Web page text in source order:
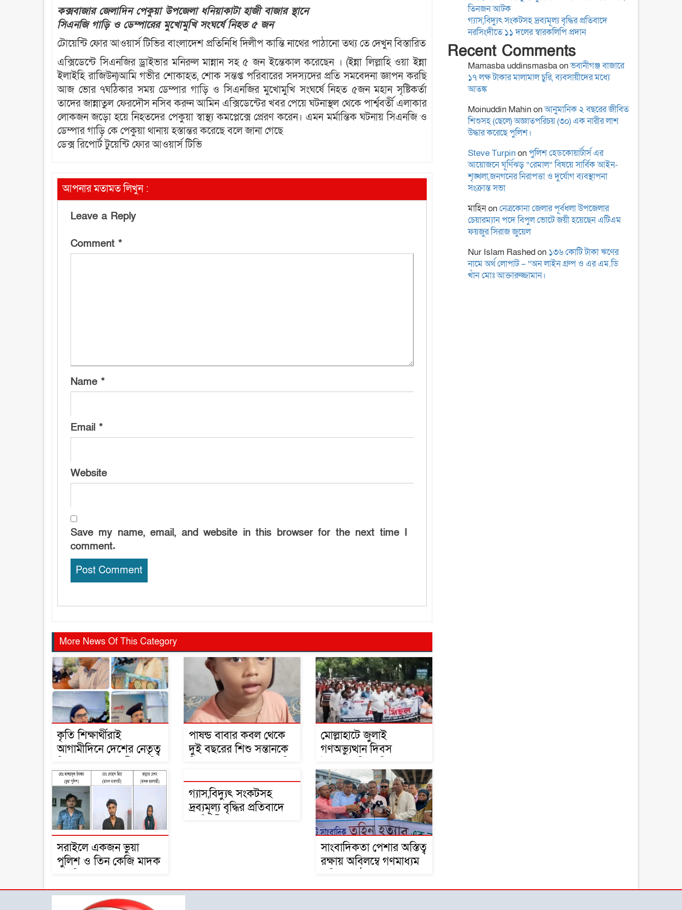
কক্সবাজার জেলাদিন পেকুয়া উপজেলা ধনিয়াকাটা হাজী বাজার স্থানে
সিএনজি গাড়ি ও ডেম্পারের মুখোমুখি সংঘর্ষে নিহত ৫ জন
টোয়েন্টি ফোর আওয়ার্স টিভির বাংলাদেশ প্রতিনিধি দিলীপ কান্তি নাথের পাঠানো তথ্য তে দেখুন বিস্তারিত
এক্সিডেন্টে সিএনজির ড্রাইভার মনিরুল মান্নান সহ ৫ জন ইন্তেকাল করেছেন । (ইন্না লিল্লাহি ওয়া ইন্না
ইলাইহি রাজিউন)আমি গভীর শোকাহত, শোক সন্তপ্ত পরিবারের সদস্যদের প্রতি সমবেদনা জ্ঞাপন করছি
আজ ভোর ৭ঘঠিকার সময় ডেম্পার গাড়ি ও সিএনজির মুখোমুখি সংঘর্ষে নিহত ৫জন মহান সৃষ্টিকর্তা
তাদের জান্নাতুল ফেরদৌস নসিব করুন আমিন এক্সিডেন্টের খবর পেয়ে ঘটনাস্থল থেকে পার্শ্ববর্তী এলাকার
লোকজন জড়ো হয়ে নিহতদের পেকুয়া স্বাস্থ্য কমপ্লেক্সে প্রেরণ করেন। এমন মর্মান্তিক ঘটনায় সিএনজি ও
ডেম্পার গাড়ি কে পেকুয়া থানায় হস্তান্তর করেছে বলে জানা গেছে
ডেক্স রিপোর্ট টুয়েন্টি ফোর আওয়ার্স টিভি
আপনার মতামত লিখুন :
Leave a Reply
Comment *
Name *
Email *
Website
Save my name, email, and website in this browser for the next time I
comment.
More News Of This Category
কৃতি শিক্ষার্থীরাই
আগামীদিনে দেশের নেতৃত্ব
পাষন্ড বাবার কবল থেকে
দুই বছরের শিশু সন্তানকে
মোল্লাহাটে জুলাই
গণঅভ্যুত্থান দিবস
আলোচনা সভা ও দোয়া
মাহফিল
সরাইলে একজন ভুয়া
পুলিশ ও তিন কেজি মাদক
গ্যাস,বিদ্যুৎ সংকটসহ
দ্রব্যমূল্য বৃদ্ধির প্রতিবাদে
সাংবাদিকতা পেশার অস্তিত্ব
রক্ষায় অবিলম্বে গণমাধ্যম
কুমিল্লা-৫ আসনের এমপি
হাজী জসিম উদ্দিনকে নিয়ে
ড. মোবারক হোসাইনের
বক্তব্যে সামাজিক
যোগাযোগমাধ্যমে প্রতিবাদ“বৈষম্য আন্দোলন ইতিহাসে
বৈষম্যের শিকার:-
বিদ্যুৎস্পৃষ্টে প্রাণ গেল দুই
কিশোরের
রোটারী ক্লাব অব কুমিল্লা
উচ্চ বিদ্যালয়ে বৃক্ষরোপন ও
বিতরণ
তিনজন আটক
গ্যাস,বিদ্যুৎ সংকটসহ দ্রব্যমূল্য বৃদ্ধির প্রতিবাদে
নরসিংদীতে ১১ দলের স্বারকলিপি প্রদান
Recent Comments
Mamasba uddinsmasbaonভবানীগঞ্জ বাজারে
১৭ লক্ষ টাকার মালামাল চুরি, ব্যবসায়ীদের মধ্যে
আতঙ্ক
Moinuddin Mahinonআনুমানিক ২ বছরের জীবিত
শিশুসহ (ছেলে) অজ্ঞাতপরিচয় (৩০) এক নারীর লাশ
উদ্ধার করেছে পুলিশ।
Steve Turpinonপুলিশ হেডকোয়ার্টার্স এর
আয়োজনে ঘূর্ণিঝড় “রেমাল” বিষয়ে সার্বিক আইন-
শৃঙ্খলা,জনগনের নিরাপত্তা ও দুর্যোগ ব্যবস্থাপনা
সংক্রান্ত সভা
মাহিনonনেত্রকোনা জেলার পূর্বধলা উপজেলার
চেয়ারম্যান পদে বিপুল ভোটে জয়ী হয়েছেন এটিএম
ফয়জুর সিরাজ জুয়েল
Nur Islam Rashedon ১৩৬ কোটি টাকা ঋণের
নামে অর্থ লোপাট – “অন লাইন গ্রুপ ও এর এম.ডি
খাঁন মোঃ আক্তারুজ্জামান।